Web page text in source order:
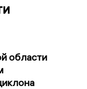
области